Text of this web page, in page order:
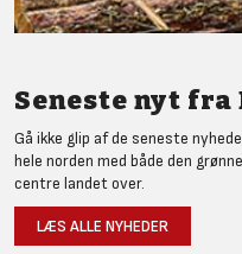
Seneste nyt fra
Gå ikke glip af de seneste
hele norden med både den
centre landet over.
LÆS ALLE NYHEDER